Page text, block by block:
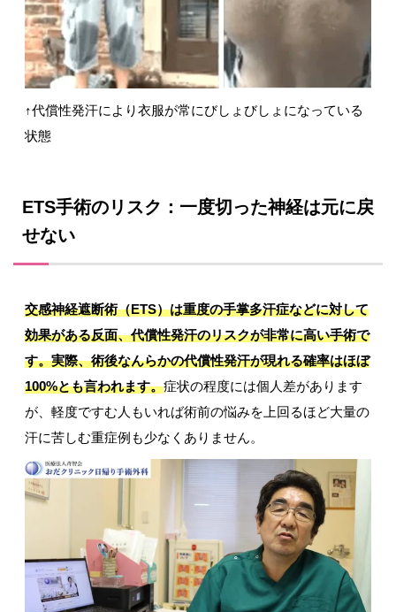
↑代償性発汗により衣服が常にびしょびしょになっている
状態
ETS手術のリスク：一度切った神経は元に戻
せない
交感神経遮断術（ETS）は重度の手掌多汗症などに対して
効果がある反面、代償性発汗のリスクが非常に高い手術で
す。実際、術後なんらかの代償性発汗が現れる確率はほぼ
100%とも言われます。症状の程度には個人差があります
が、軽度ですむ人もいれば術前の悩みを上回るほど大量の
汗に苦しむ重症例も少なくありません。